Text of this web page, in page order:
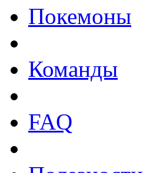
Покемоны
Команды
FAQ